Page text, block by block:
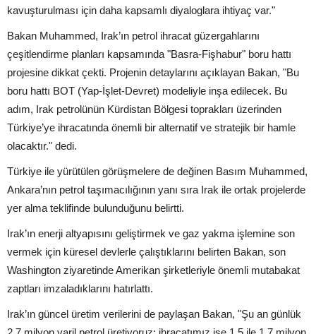
kavuşturulması için daha kapsamlı diyaloglara ihtiyaç var."
Bakan Muhammed, Irak’ın petrol ihracat güzergahlarını
çeşitlendirme planları kapsamında "Basra-Fişhabur" boru hattı
projesine dikkat çekti. Projenin detaylarını açıklayan Bakan, "Bu
boru hattı BOT (Yap-İşlet-Devret) modeliyle inşa edilecek. Bu
adım, Irak petrolünün Kürdistan Bölgesi toprakları üzerinden
Türkiye’ye ihracatında önemli bir alternatif ve stratejik bir hamle
olacaktır." dedi.
Türkiye ile yürütülen görüşmelere de değinen Basım Muhammed,
Ankara’nın petrol taşımacılığının yanı sıra Irak ile ortak projelerde
yer alma teklifinde bulunduğunu belirtti.
Irak’ın enerji altyapısını geliştirmek ve gaz yakma işlemine son
vermek için küresel devlerle çalıştıklarını belirten Bakan, son
Washington ziyaretinde Amerikan şirketleriyle önemli mutabakat
zaptları imzaladıklarını hatırlattı.
Irak’ın güncel üretim verilerini de paylaşan Bakan, "Şu an günlük